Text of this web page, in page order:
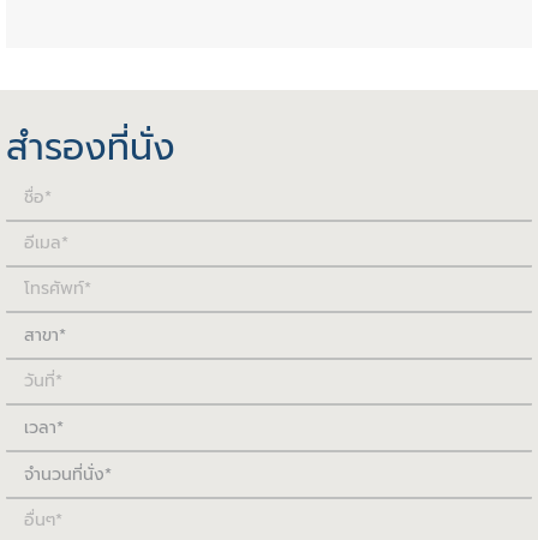
Department Stores - North
เซ็นทรัล เชียงใหม่ ชั้น 4
เซ็นทรัล เชียงใหม่ แอร์พอร์ต ชั้น 4
เซ็นทรัล เชียงราย ชั้น 2
เซ็นทรัล พิษณุโลก ชั้น 3
Department Stores - Western
โรบินสัน ไลฟ์สไตล์ กาญจนบุรี ชั้น 1
สำรองที่นั่ง